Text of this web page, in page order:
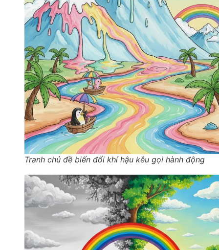
Tranh chủ đề biến đổi khí hậu kêu gọi hành động